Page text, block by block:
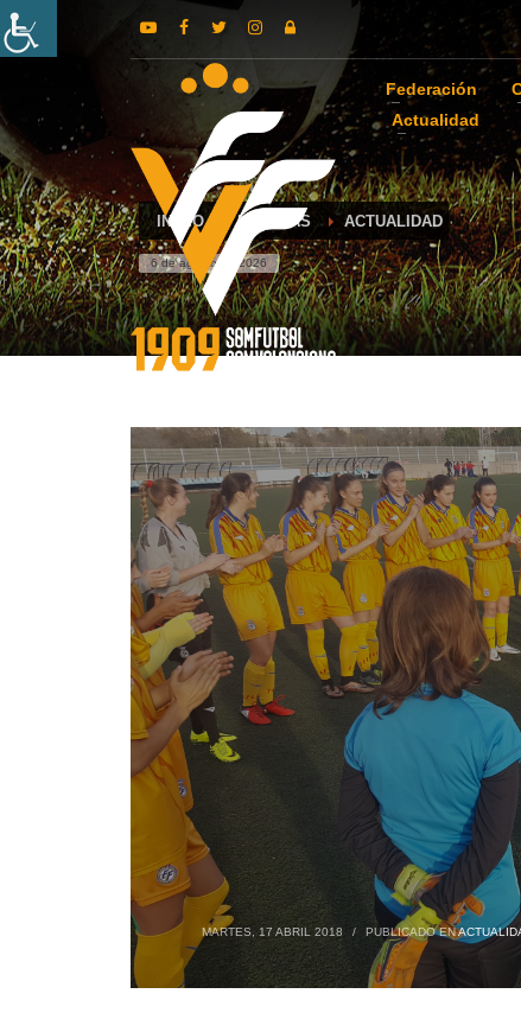
Federación
Actualidad
INICIO NOTICIAS ACTUALIDAD
6 de agosto de 2026
MARTES, 17 ABRIL 2018 / PUBLICADO EN